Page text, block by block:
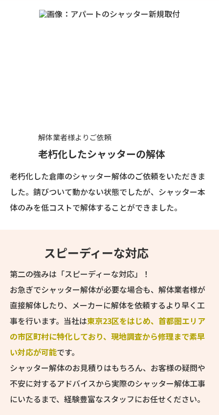
解体業者様よりご依頼
老朽化したシャッターの解体
老朽化した倉庫のシャッター解体のご依頼をいただきま
した。錆びついて動かない状態でしたが、シャッター本
体のみを低コストで解体することができました。
スピーディーな対応
第二の強みは「スピーディーな対応」！
お急ぎでシャッター解体が必要な場合も、解体業者様が
直接解体したり、メーカーに解体を依頼するより早く工
事を行います。当社は東京23区をはじめ、首都圏エリア
の市区町村に特化しており、現地調査から修理まで素早
い対応が可能です。
シャッター解体のお見積りはもちろん、お客様の疑問や
不安に対するアドバイスから実際のシャッター解体工事
にいたるまで、経験豊富なスタッフにお任せください。